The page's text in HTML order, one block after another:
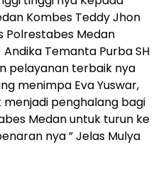
Kombes Teddy Jhon
Polrestabes Medan
Temanta Purba SH
pelayanan terbaik nya
menimpa Eva Yuswar,
penghalang bagi
Medan untuk turun ke
nya ” Jelas Mulya